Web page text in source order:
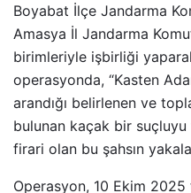
Boyabat İlçe Jandarma
Amasya İl Jandarma
birimleriyle işbirliği
operasyonda, “Kasten
arandığı belirlenen ve
bulunan kaçak bir suçluyu
firari olan bu şahsın
Operasyon, 10 Ekim